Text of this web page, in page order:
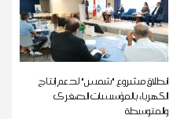
انطلاق مشروع "شمس" لدعم إنتاج
الكهرباء بالمؤسسات الصغرى
والمتوسطة